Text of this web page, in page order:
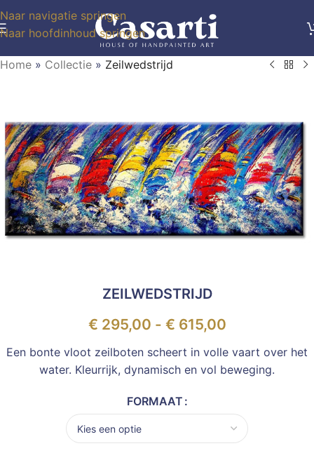
Naar navigatie springen
Naar hoofdinhoud springen
Home » Collectie » Zeilwedstrijd
ZEILWEDSTRIJD
€ 295,00 - € 615,00
Een bonte vloot zeilboten scheert in volle vaart over het
water. Kleurrijk, dynamisch en vol beweging.
FORMAAT